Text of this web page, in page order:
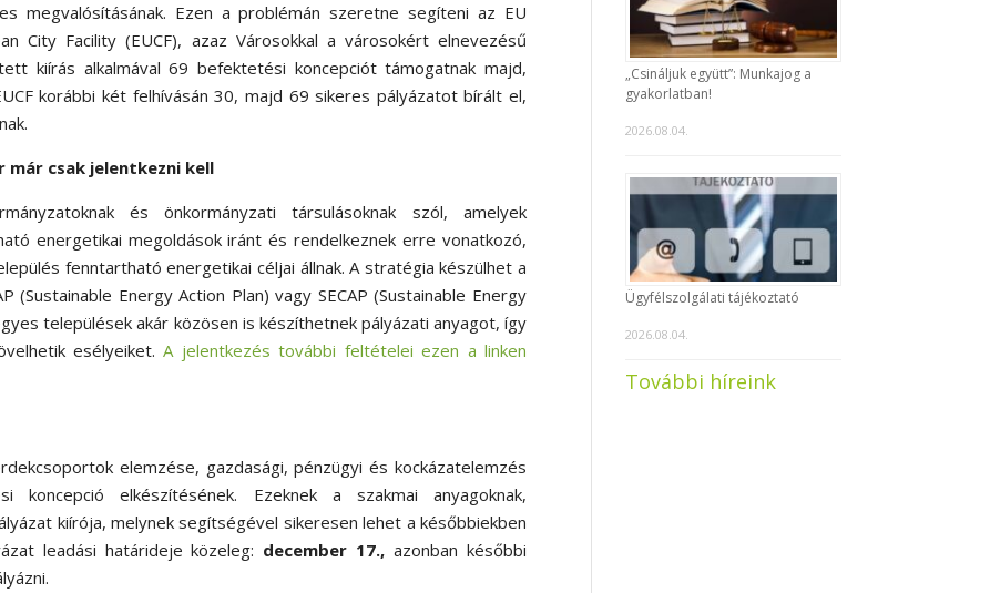
megvalósításának. Ezen a problémán szeretne segíteni az EU
City Facility (EUCF), azaz Városokkal a városokért elnevezésű
kiírás alkalmával 69 befektetési koncepciót támogatnak majd,
korábbi két felhívásán 30, majd 69 sikeres pályázatot bírált el,
már csak jelentkezni kell
és önkormányzati társulásoknak szól, amelyek
energetikai megoldások iránt és rendelkeznek erre vonatkozó,
fenntartható energetikai céljai állnak. A stratégia készülhet a
Energy Action Plan) vagy SECAP (Sustainable Energy
települések akár közösen is készíthetnek pályázati anyagot, így
esélyeiket.A jelentkezés további feltételei ezen a linken
elemzése, gazdasági, pénzügyi és kockázatelemzés
elkészítésének. Ezeknek a szakmai anyagoknak,
kiírója, melynek segítségével sikeresen lehet a későbbiekben
leadási határideje közeleg: december 17., azonban későbbi
„Csináljuk együtt”: Munkajog a
gyakorlatban!
2026.08.04.
Ügyfélszolgálati tájékoztató
2026.08.04.
További híreink